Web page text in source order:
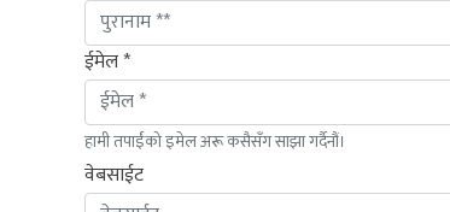
ईमेल *
हामी तपाईंको इमेल अरू कसैसँग साझा गर्दैनौं।
वेबसाईट